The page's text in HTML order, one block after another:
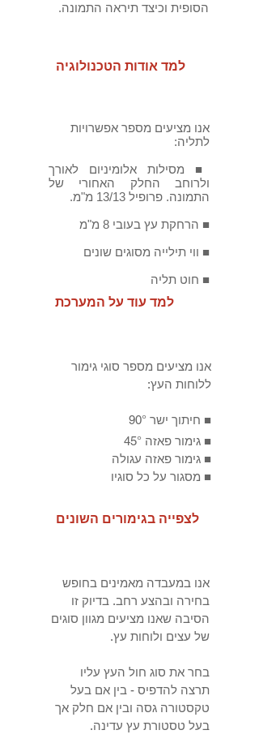
הסופית וכיצד תיראה התמונה.
למד אודות הטכנולוגיה
אנו מציעים מספר אפשרויות
לתליה:
‏■ מסילות אלומיניום לאורך
ולרוחב החלק האחורי של
התמונה. פרופיל 13/13 מ"מ.
■ הרחקת עץ בעובי 8 מ"מ
■ ווי תילייה מסוגים שונים
■ חוט תליה
למד עוד על המערכת
אנו מציעים מספר סוגי גימור
ללוחות העץ:
■ חיתוך ישר 90°
■ גימור פאזה 45°
■ גימור פאזה עגולה
■ מסגור על כל סוגיו
לצפייה בגימורים השונים
אנו במעבדה מאמינים בחופש
בחירה ובהצע רחב. בדיוק זו
הסיבה שאנו מציעים מגוון סוגים
של עצים ולוחות עץ.
בחר את סוג חול העץ עליו
תרצה להדפיס - בין אם בעל
טקסטורה גסה ובין אם חלק אך
בעל טסטורת עץ עדינה.